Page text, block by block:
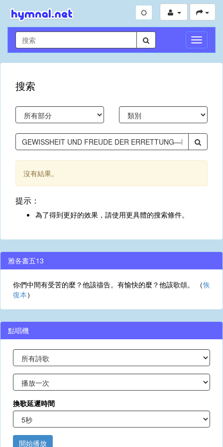
切
換
導
搜索
沒有結果。
提示：
為了得到更好的效果，請使用更具體的搜索條件。
雅各書五13
你們中間有受苦的麼？他該禱告。有愉快的麼？他該歌頌。 （恢
復本）
點唱機
換歌延遲時間
開始播放